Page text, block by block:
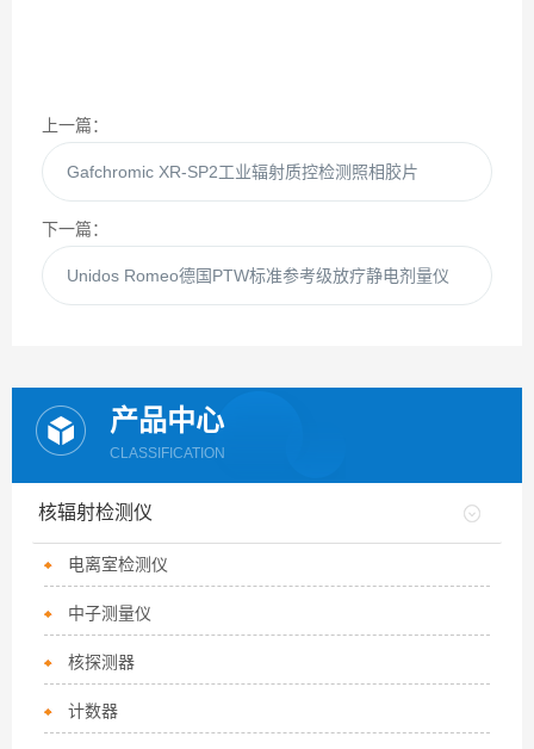
上一篇：
Gafchromic XR-SP2工业辐射质控检测照相胶片
下一篇：
Unidos Romeo德国PTW标准参考级放疗静电剂量仪
产品中心
CLASSIFICATION
核辐射检测仪
电离室检测仪
中子测量仪
核探测器
计数器